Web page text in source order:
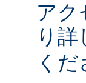
アク
り詳
くだ